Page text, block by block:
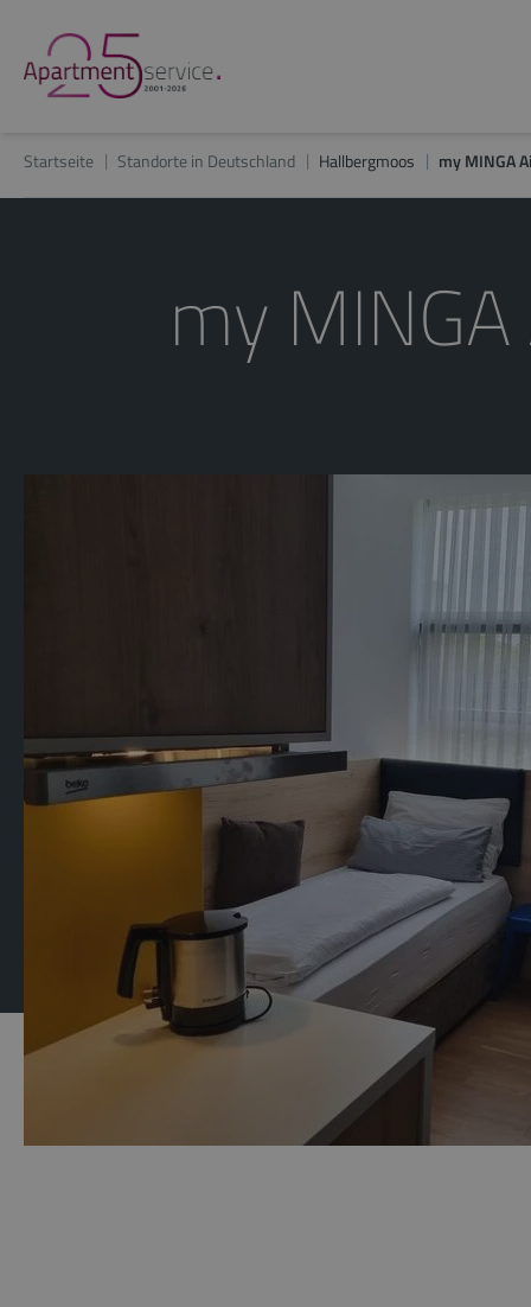
Startseite Standorte in Deutschland Hallbergmoos my MINGA
my